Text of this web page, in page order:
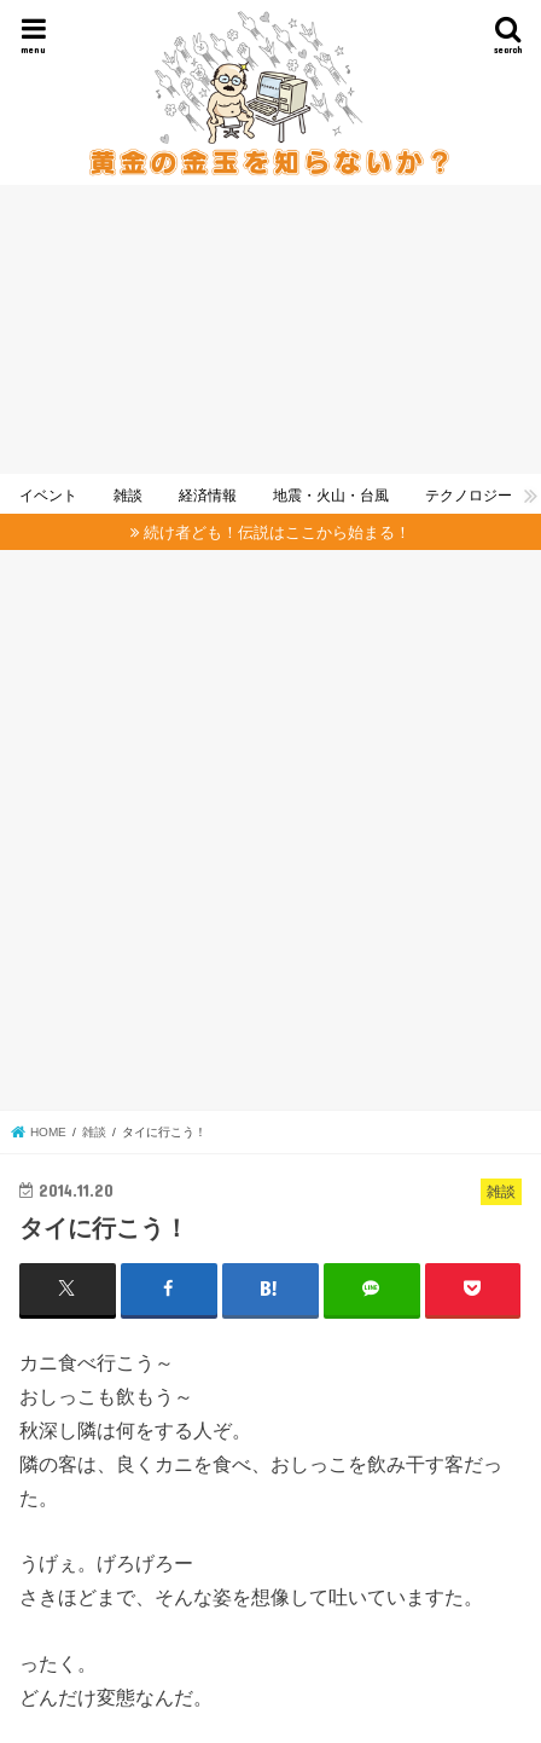
search
menu
イベント 雑談 経済情報 地震・火山・台風 テクノロジー
続け者ども！伝説はここから始まる！
HOME 雑談 タイに行こう！
雑談
2014.11.20
タイに行こう！
カニ食べ行こう～
おしっこも飲もう～
秋深し隣は何をする人ぞ。
隣の客は、良くカニを食べ、おしっこを飲み干す客だっ
た。
うげぇ。げろげろー
さきほどまで、そんな姿を想像して吐いていますた。
ったく。
どんだけ変態なんだ。